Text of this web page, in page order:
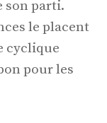
son parti.
le placent
cyclique
pour les